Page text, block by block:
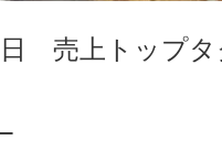
日 売上トップ